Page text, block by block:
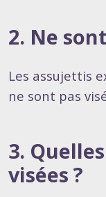
2. Ne
Les assujettis
ne sont pas
3.
visées ?